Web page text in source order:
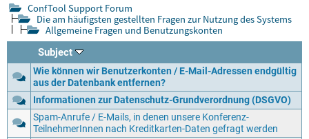
ConfTool Support Forum
Die am häufigsten gestellten Fragen zur Nutzung des Systems
Allgemeine Fragen und Benutzungskonten
Subject
Wie können wir Benutzerkonten / E-Mail-Adressen endgültig
aus der Datenbank entfernen?
Informationen zur Datenschutz-Grundverordnung (DSGVO)
Spam-Anrufe / E-Mails, in denen unsere Konferenz-
TeilnehmerInnen nach Kreditkarten-Daten gefragt werden